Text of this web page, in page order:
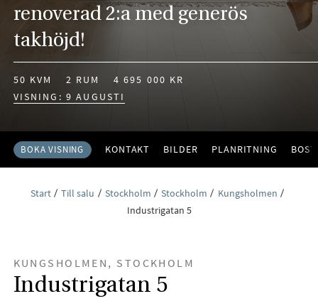
renoverad 2:a med generös
takhöjd!
50 KVM 2 RUM
4 695 000 KR
VISNING: 9 AUGUSTI
BOKA VISNING KONTAKT BILDER PLANRITNING
Start Till salu Stockholm Stockholm
Kungsholmen
Industrigatan 5
KUNGSHOLMEN, STOCKHOLM
Industrigatan 5